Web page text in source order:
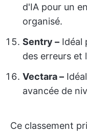
d'IA pour un
organisé.
Sentry – Idéal
des erreurs et
Vectara –
avancée de
Ce classement